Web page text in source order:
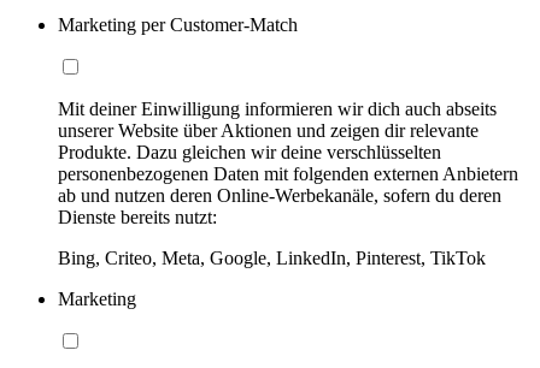
Marketing per Customer-Match
Mit deiner Einwilligung informieren wir dich auch abseits
unserer Website über Aktionen und zeigen dir relevante
Produkte. Dazu gleichen wir deine verschlüsselten
personenbezogenen Daten mit folgenden externen Anbietern
ab und nutzen deren Online-Werbekanäle, sofern du deren
Dienste bereits nutzt:
Bing, Criteo, Meta, Google, LinkedIn, Pinterest, TikTok
Marketing